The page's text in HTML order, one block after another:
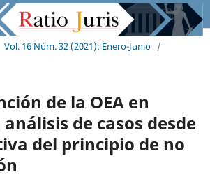
Vol. 16 Núm. 32 (2021): Enero-Junio /
de la OEA en
de casos desde
del principio de no